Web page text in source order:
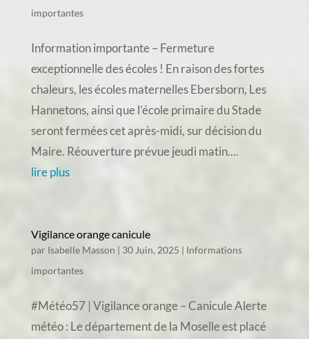
importantes
Information importante – Fermeture
exceptionnelle des écoles ! En raison des fortes
chaleurs, les écoles maternelles Ebersborn, Les
Hannetons, ainsi que l’école primaire du Stade
seront fermées cet après-midi, sur décision du
Maire. Réouverture prévue jeudi matin....
lire plus
Vigilance orange canicule
par Isabelle Masson | 30 Juin, 2025 | Informations
importantes
#Météo57 | Vigilance orange – Canicule Alerte
météo : Le département de la Moselle est placé